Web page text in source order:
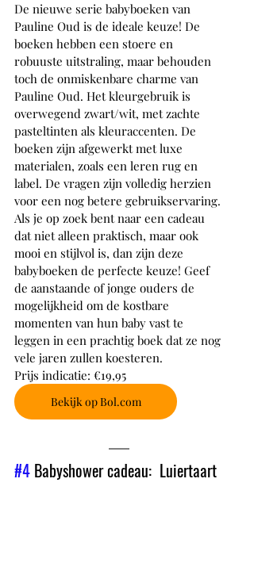
De nieuwe serie babyboeken van
Pauline Oud is de ideale keuze! De
boeken hebben een stoere en
robuuste uitstraling, maar behouden
toch de onmiskenbare charme van
Pauline Oud. Het kleurgebruik is
overwegend zwart/wit, met zachte
pasteltinten als kleuraccenten. De
boeken zijn afgewerkt met luxe
materialen, zoals een leren rug en
label. De vragen zijn volledig herzien
voor een nog betere gebruikservaring.
Als je op zoek bent naar een cadeau
dat niet alleen praktisch, maar ook
mooi en stijlvol is, dan zijn deze
babyboeken de perfecte keuze! Geef
de aanstaande of jonge ouders de
mogelijkheid om de kostbare
momenten van hun baby vast te
leggen in een prachtig boek dat ze nog
vele jaren zullen koesteren.
Prijs indicatie: €19,95
Bekijk op Bol.com
#4 Babyshower cadeau:  Luiertaart